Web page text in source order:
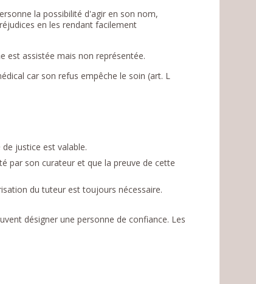
la possibilité d'agir en son nom,
en les rendant facilement
est assistée mais non représentée.
car son refus empêche le soin (art. L
justice est valable.
par son curateur et que la preuve de cette
du tuteur est toujours nécessaire.
désigner une personne de confiance. Les